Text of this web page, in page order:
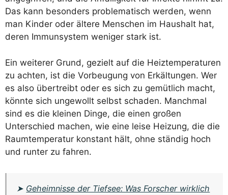
Das kann besonders problematisch werden, wenn
man Kinder oder ältere Menschen im Haushalt hat,
deren Immunsystem weniger stark ist.
Ein weiterer Grund, gezielt auf die Heiztemperaturen
zu achten, ist die Vorbeugung von Erkältungen. Wer
es also übertreibt oder es sich zu gemütlich macht,
könnte sich ungewollt selbst schaden. Manchmal
sind es die kleinen Dinge, die einen großen
Unterschied machen, wie eine leise Heizung, die die
Raumtemperatur konstant hält, ohne ständig hoch
und runter zu fahren.
➤ Geheimnisse der Tiefsee: Was Forscher wirklich